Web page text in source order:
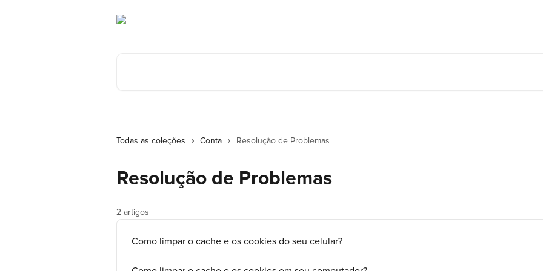
Todas as coleções Conta Resolução de Problemas
Resolução de Problemas
2 artigos
Como limpar o cache e os cookies do seu celular?